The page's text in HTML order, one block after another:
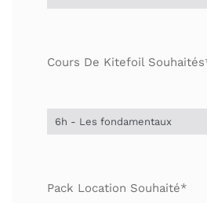
Cours De Kitefoil
Pack Location Souhaité*